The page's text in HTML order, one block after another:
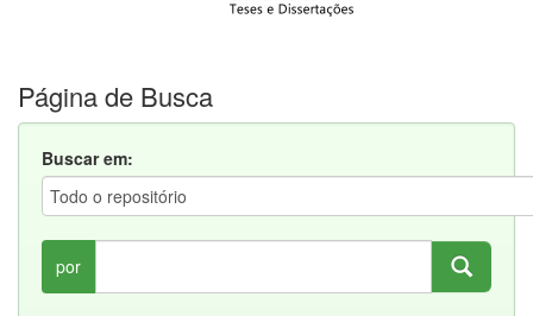
Página de Busca
Buscar em:
por